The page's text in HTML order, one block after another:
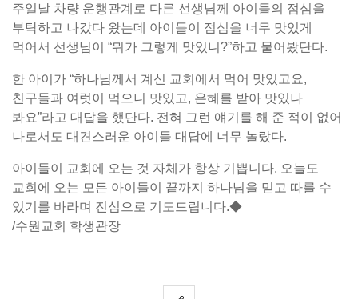
주일날 차량 운행관계로 다른 선생님께 아이들의 점심을
부탁하고 나갔다 왔는데 아이들이 점심을 너무 맛있게
먹어서 선생님이 “뭐가 그렇게 맛있니?”하고 물어봤단다.
한 아이가 “하나님께서 계신 교회에서 먹어 맛있고요,
친구들과 여럿이 먹으니 맛있고, 은혜를 받아 맛있나
봐요”라고 대답을 했단다. 전혀 그런 얘기를 해 준 적이 없어
나로서도 대견스러운 아이들 대답에 너무 놀랐다.
아이들이 교회에 오는 것 자체가 항상 기쁩니다. 오늘도
교회에 오는 모든 아이들이 끝까지 하나님을 믿고 따를 수
있기를 바라며 진심으로 기도드립니다.◆
/수원교회 학생관장